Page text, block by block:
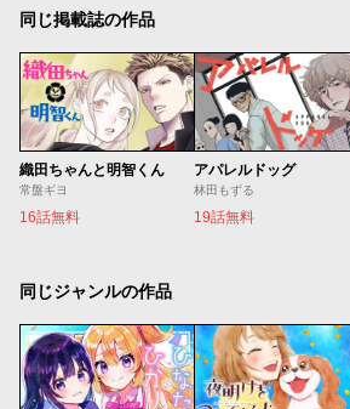
同じ掲載誌の作品
織田ちゃんと明智くん
常盤ギヨ
16話無料
アパレルドッグ
林田もずる
19話無料
同じジャンルの作品